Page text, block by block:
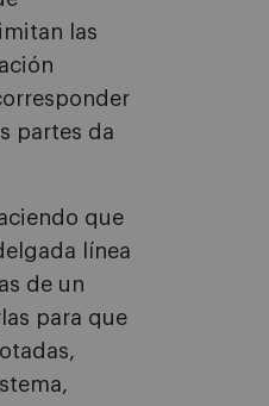
las
partes da
que
línea
de un
para que